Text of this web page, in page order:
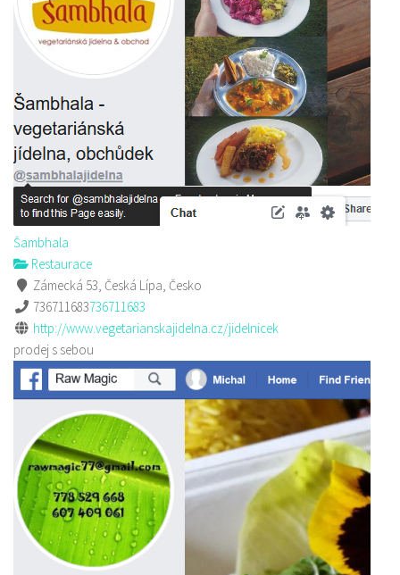
Šambhala
Restaurace
Zámecká 53, Česká Lípa, Česko
736711683736711683
http://www.vegetarianskajidelna.cz/jidelnicek
prodej s sebou